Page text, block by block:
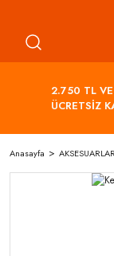
2.750 TL VE
ÜCRETSİZ
Anasayfa AKSESUARLAR